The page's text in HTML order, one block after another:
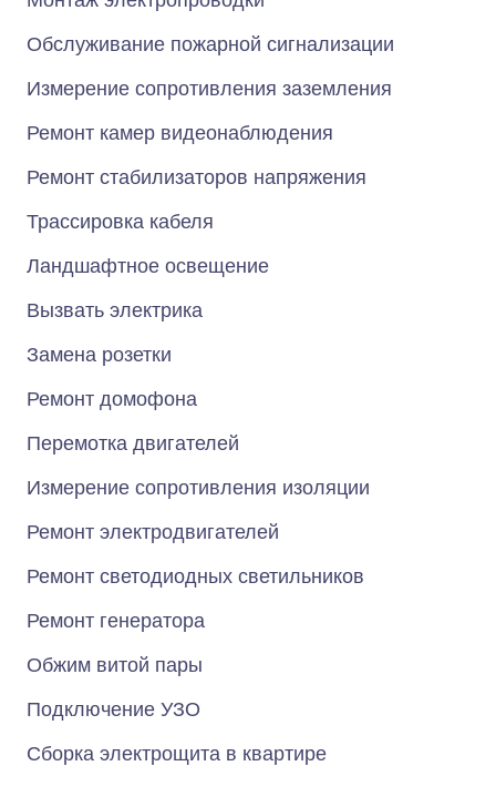
Обслуживание пожарной сигнализации
Измерение сопротивления заземления
Ремонт камер видеонаблюдения
Ремонт стабилизаторов напряжения
Трассировка кабеля
Ландшафтное освещение
Вызвать электрика
Замена розетки
Ремонт домофона
Перемотка двигателей
Измерение сопротивления изоляции
Ремонт электродвигателей
Ремонт светодиодных светильников
Ремонт генератора
Обжим витой пары
Подключение УЗО
Сборка электрощита в квартире